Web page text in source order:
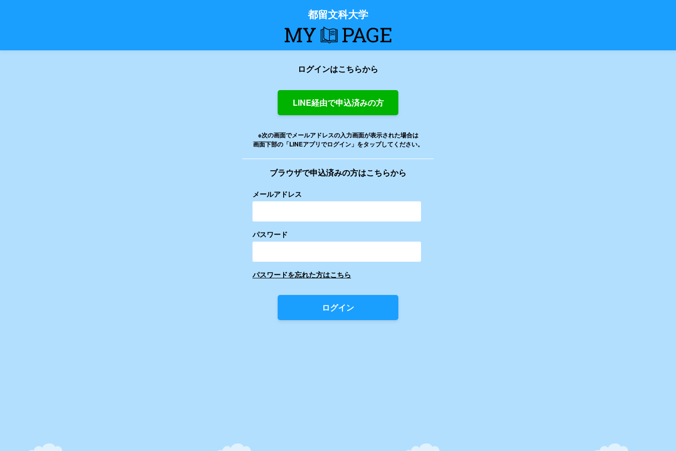
都留文科大学
ログインはこちらから
LINE経由で申込済みの方
※次の画面でメールアドレスの入力画面が表示された場合は
画面下部の「LINEアプリでログイン」をタップしてください。
ブラウザで申込済みの方はこちらから
メールアドレス
パスワード
パスワードを忘れた方はこちら
ログイン